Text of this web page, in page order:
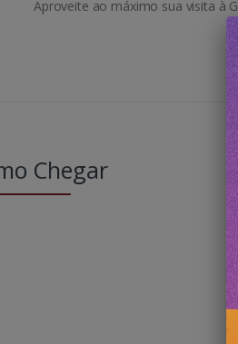
Aproveite ao máximo sua visita à
Chegar